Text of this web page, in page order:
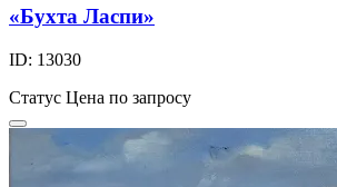
«Бухта Ласпи»
ID: 13030
Статус Цена по запросу